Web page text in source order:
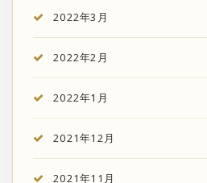
2022年3月
2022年2月
2022年1月
2021年12月
2021年11月